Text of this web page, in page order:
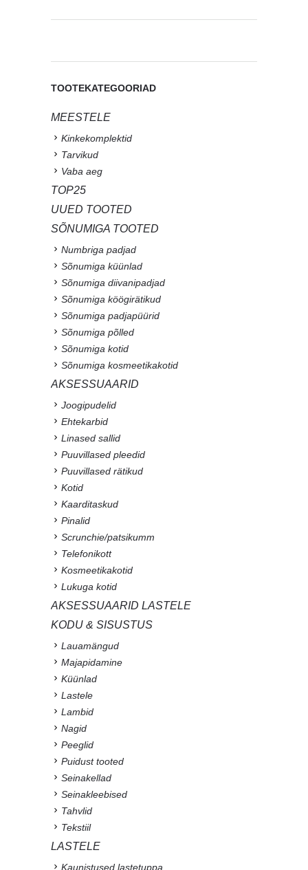
TOOTEKATEGOORIAD
MEESTELE
Kinkekomplektid
Tarvikud
Vaba aeg
TOP25
UUED TOOTED
SÕNUMIGA TOOTED
Numbriga padjad
Sõnumiga küünlad
Sõnumiga diivanipadjad
Sõnumiga köögirätikud
Sõnumiga padjapüürid
Sõnumiga põlled
Sõnumiga kotid
Sõnumiga kosmeetikakotid
AKSESSUAARID
Joogipudelid
Ehtekarbid
Linased sallid
Puuvillased pleedid
Puuvillased rätikud
Kotid
Kaarditaskud
Pinalid
Scrunchie/patsikumm
Telefonikott
Kosmeetikakotid
Lukuga kotid
AKSESSUAARID LASTELE
KODU & SISUSTUS
Lauamängud
Majapidamine
Küünlad
Lastele
Lambid
Nagid
Peeglid
Puidust tooted
Seinakellad
Seinakleebised
Tahvlid
Tekstiil
LASTELE
Kaunistused lastetuppa